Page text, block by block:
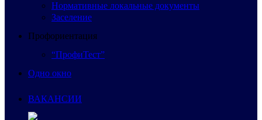
Нормативные локальные документы
Заселение
Профориентация
“ПрофиТест”
Одно окно
ВАКАНСИИ